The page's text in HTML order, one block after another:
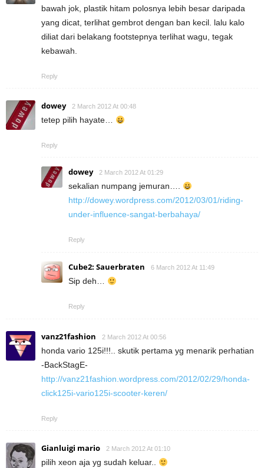
bawah jok, plastik hitam polosnya lebih besar daripada
yang dicat, terlihat gembrot dengan ban kecil. lalu kalo
diliat dari belakang footstepnya terlihat wagu, tegak
kebawah.
Reply
dowey 2 March 2012 At 00:48
tetep pilih hayate…
Reply
dowey 2 March 2012 At 01:29
sekalian numpang jemuran….
http://dowey.wordpress.com/2012/03/01/riding-
under-influence-sangat-berbahaya/
Reply
Cube2: Sauerbraten 6 March 2012 At 11:49
Sip deh…
Reply
vanz21fashion 2 March 2012 At 00:56
honda vario 125i!!!.. skutik pertama yg menarik perhatian
-BackStagE-
http://vanz21fashion.wordpress.com/2012/02/29/honda-
click125i-vario125i-scooter-keren/
Reply
Gianluigi mario 2 March 2012 At 01:10
pilih xeon aja yg sudah keluar..